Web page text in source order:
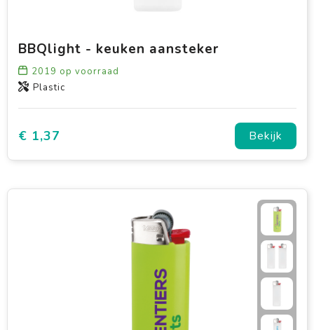
BBQlight - keuken aansteker
2019 op voorraad
Plastic
€ 1,37 Bekijk